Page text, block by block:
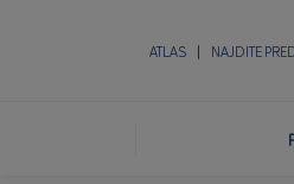
ATLAS NAJDITE